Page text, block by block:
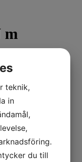
m
teknik,
in
du till